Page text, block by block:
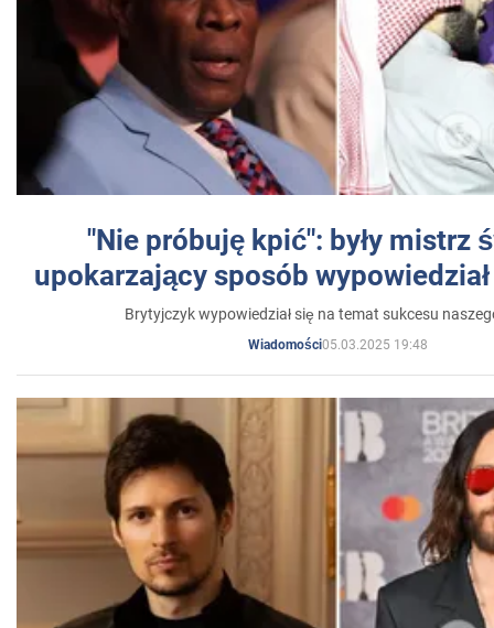
"Nie próbuję kpić": były mistrz
upokarzający sposób
Brytyjczyk wypowiedział się na temat sukcesu
Wiadomości05.03.2025 19:48